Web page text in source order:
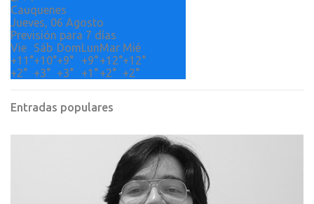
Cauquenes
Jueves, 06 Agosto
Previsión para 7 días
Vie
Sáb DomLunMar Mié
+11°+10°+9° +9°+12°+12°
+2° +3° +3° +1°+2° +2°
Entradas populares